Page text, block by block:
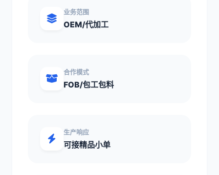
业务范围
OEM/代加工
合作模式
FOB/包工包料
生产响应
可接精品小单